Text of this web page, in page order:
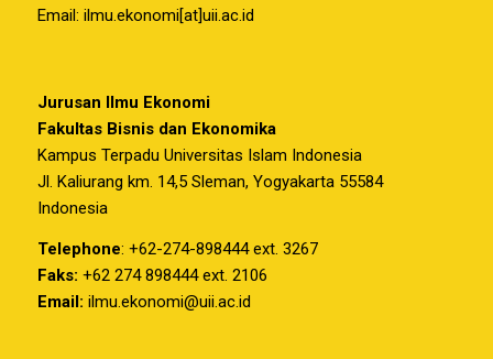
Email: ilmu.ekonomi[at]uii.ac.id
Jurusan Ilmu Ekonomi
Fakultas Bisnis dan Ekonomika
Kampus Terpadu Universitas Islam Indonesia
Jl. Kaliurang km. 14,5 Sleman, Yogyakarta 55584
Indonesia
Telephone: +62-274-898444 ext. 3267
Faks: +62 274 898444 ext. 2106
Email: ilmu.ekonomi@uii.ac.id